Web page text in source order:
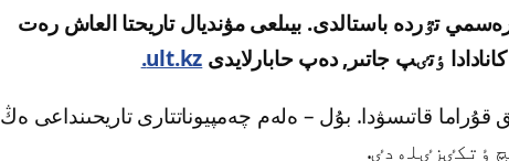
رەسمي تٷردە باستالدى. بيىلعى مۋنديال تاريحتا العاش رەت
ٶتٸپ جاتىر, دەپ حابارلايدى ult.kz.
فۋتبول دوداسىنا 48 ۇلتتىق قۇراما قاتىسۋدا. بۇل – ەلەم چەمپيوناتتارى تاريحىنداعى ەڭ